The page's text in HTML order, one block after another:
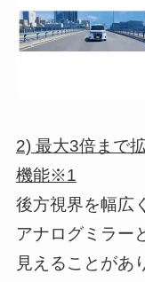
2) 最大3倍まで
機能※1
後方視界を幅広
アナログミラー
見えることがあ